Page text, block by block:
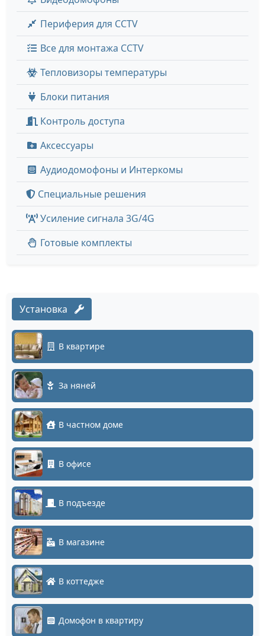
Периферия для CCTV
Все для монтажа CCTV
Тепловизоры температуры
Блоки питания
Контроль доступа
Аксессуары
Аудиодомофоны и Интеркомы
Специальные решения
Усиление сигнала 3G/4G
Готовые комплекты
Установка
В квартире
За няней
В частном доме
В офисе
В подъезде
В магазине
В коттедже
Домофон в квартиру